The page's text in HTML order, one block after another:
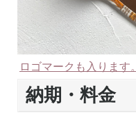
ロゴマークも入ります。
納期・料金